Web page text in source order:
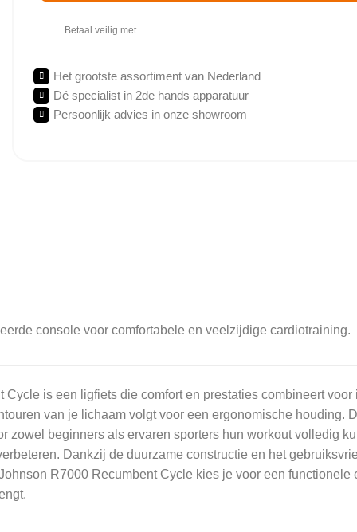
Betaal veilig met
Het grootste assortiment van Nederland
Dé specialist in 2de hands apparatuur
Persoonlijk advies in onze showroom
console voor comfortabele en veelzijdige cardiotraining.
Cycle is een ligfiets die comfort en prestaties combineert
van je lichaam volgt voor een ergonomische houding.
zowel beginners als ervaren sporters hun workout volledig
Dankzij de duurzame constructie en het
R7000 Recumbent Cycle kies je voor een